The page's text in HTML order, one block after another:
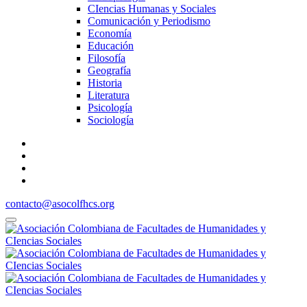
CIencias Humanas y Sociales
Comunicación y Periodismo
Economía
Educación
Filosofía
Geografía
Historia
Literatura
Psicología
Sociología
contacto@asocolfhcs.org